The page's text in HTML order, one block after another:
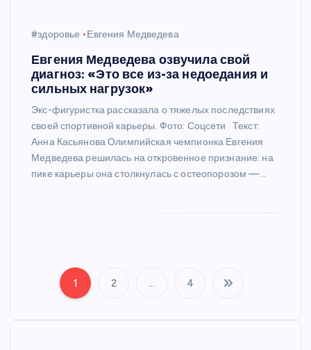
#здоровье Евгения Медведева
Евгения Медведева озвучила свой
диагноз: «Это все из-за недоедания и
сильных нагрузок»
Экс-фигуристка рассказала о тяжелых последствиях
своей спортивной карьеры. Фото: Соцсети Текст:
Анна Касьянова Олимпийская чемпионка Евгения
Медведева решилась на откровенное признание: на
пике карьеры она столкнулась с остеопорозом —…
1 2 … 4